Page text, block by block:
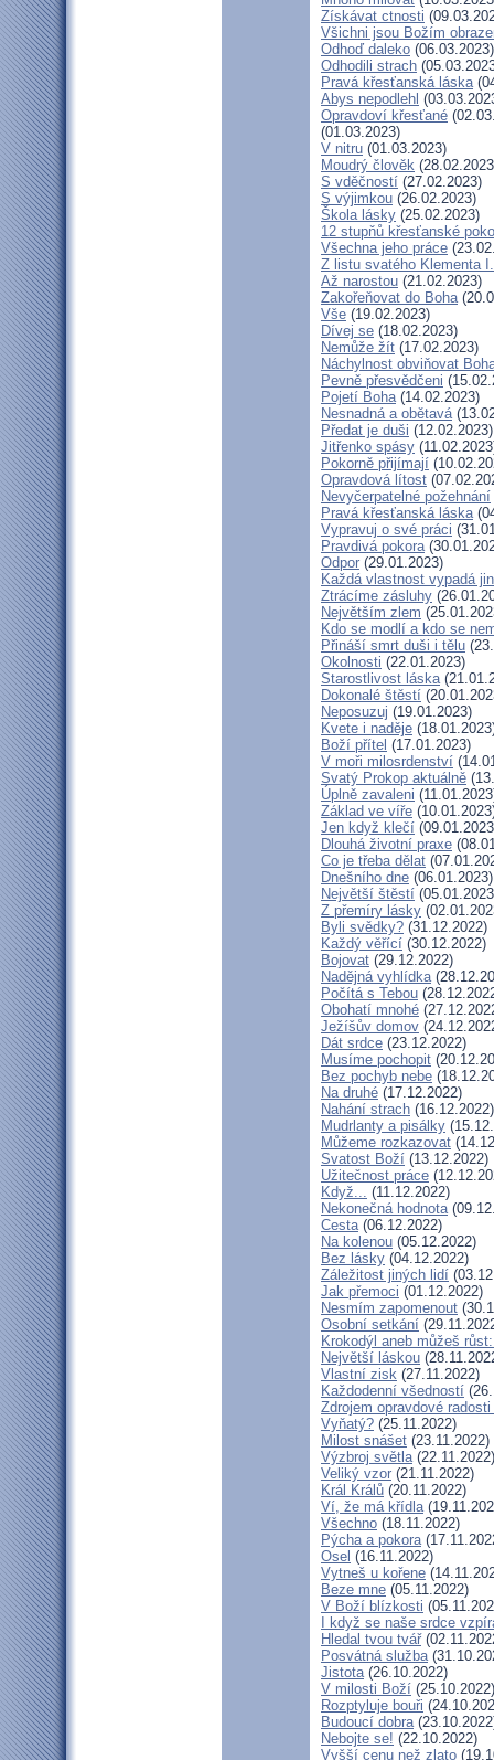
Získávat ctnosti
Všichni jsou Božím
Odhoď daleko (06.03.2023)
Odhodili strach
Pravá křesťanská láska
Abys nepodlehl
Opravdoví křesťané
(01.03.2023)
V nitru (01.03.2023)
Moudrý člověk
S vděčností (27.02.2023)
S výjimkou (26.02.2023)
Škola lásky (25.02.2023)
12 stupňů křesťanské
Všechna jeho práce
Z listu svatého Klementa I.
Až narostou (21.02.2023)
Zakořeňovat do Boha
Vše (19.02.2023)
Dívej se (18.02.2023)
Nemůže žít (17.02.2023)
Náchylnost obviňovat
Pevně přesvědčeni
Pojetí Boha(14.02.2023)
Nesnadná a obětavá
Předat je duši (12.02.2023)
Jitřenko spásy
Pokorně přijímají
Opravdová lítost
Nevyčerpatelné požehnání
Pravá křesťanská láska
Vypravuj o své práci
Pravdivá pokora
Odpor (29.01.2023)
Každá vlastnost vypadá
Ztrácíme zásluhy
Největším zlem
Kdo se modlí a kdo se
Přináší smrt duši i tělu
Okolnosti (22.01.2023)
Starostlivost láska
Dokonalé štěstí
Neposuzuj (19.01.2023)
Kvete i naděje
Boží přítel (17.01.2023)
V moři milosrdenství
Svatý Prokop aktuálně
Úplně zavaleni
Základ ve víře
Jen když klečí
Dlouhá životní praxe
Co je třeba dělat
Dnešního dne (06.01.2023)
Největší štěstí
Z přemíry lásky
Byli svědky? (31.12.2022)
Každý věřící (30.12.2022)
Bojovat (29.12.2022)
Nadějná vyhlídka
Počítá s Tebou
Obohatí mnohé
Ježíšův domov
Dát srdce (23.12.2022)
Musíme pochopit
Bez pochyb nebe
Na druhé (17.12.2022)
Nahání strach (16.12.2022)
Mudrlanty a pisálky
Můžeme rozkazovat
Svatost Boží (13.12.2022)
Užitečnost práce
Když... (11.12.2022)
Nekonečná hodnota
Cesta(06.12.2022)
Na kolenou (05.12.2022)
Bez lásky (04.12.2022)
Záležitost jiných lidí
Jak přemoci (01.12.2022)
Nesmím zapomenout
Osobní setkání
Krokodýl aneb můžeš
Největší láskou
Vlastní zisk (27.11.2022)
Každodenní všedností
Zdrojem opravdové
Vyňatý? (25.11.2022)
Milost snášet (23.11.2022)
Výzbroj světla(22.11.2022)
Veliký vzor (21.11.2022)
Král Králů (20.11.2022)
Ví, že má křídla
Všechno (18.11.2022)
Pýcha a pokora
Osel (16.11.2022)
Vytneš u kořene
Beze mne (05.11.2022)
V Boží blízkosti
I když se naše srdce
Hledal tvou tvář
Posvátná služba
Jistota(26.10.2022)
V milosti Boží (25.10.2022)
Rozptyluje bouři
Budoucí dobra
Nebojte se! (22.10.2022)
Vyšší cenu než zlato